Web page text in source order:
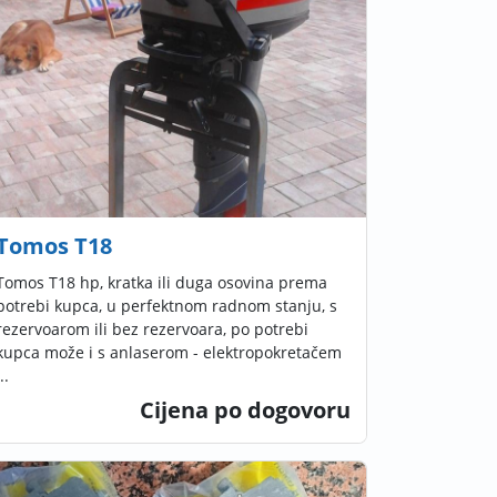
T18
T18 hp, kratka ili duga osovina prema
kupca, u perfektnom radnom stanju, s
ili bez rezervoara, po potrebi
može i s anlaserom - elektropokretačem
Cijena po dogovoru